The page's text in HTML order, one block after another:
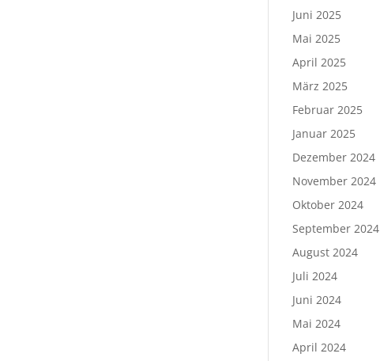
Juni 2025
Mai 2025
April 2025
März 2025
Februar 2025
Januar 2025
Dezember 2024
November 2024
Oktober 2024
September 2024
August 2024
Juli 2024
Juni 2024
Mai 2024
April 2024